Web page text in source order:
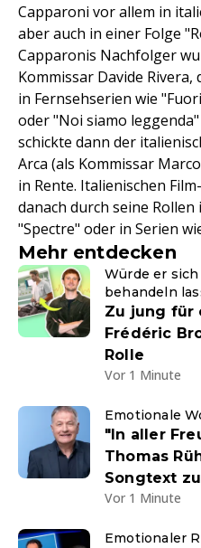
Capparoni vor allem in
aber auch in einer Folge
Capparonis Nachfolger
Kommissar Davide Rivera,
in Fernsehserien wie
oder "Noi siamo
schickte dann der
Arca (als Kommissar
in Rente. Italienischen
danach durch seine Rollen
"Spectre" oder in Serien
Mehr entdecken
Würde er
behandeln
Zu jung für
Frédéric
Rolle
Vor 1 Minute
Emotionale
"In aller
Thomas
Songtext
Vor 1 Minute
Emotionaler